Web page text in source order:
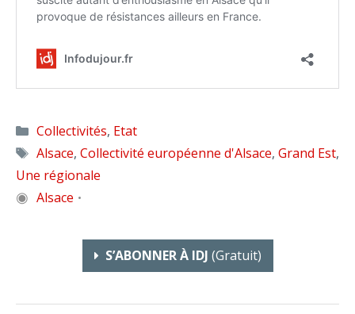
Catégories
Collectivités, Etat
Étiquettes
Alsace, Collectivité européenne d'Alsace, Grand Est,
Une régionale
◉ Alsace •
S’ABONNER À IDJ (gratuit)